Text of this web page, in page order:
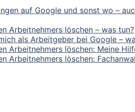
auf Google und sonst wo –
Arbeitnehmers löschen – was tun?
als Arbeitgeber bei Google –
Arbeitnehmers löschen: Meine
Arbeitnehmers löschen: